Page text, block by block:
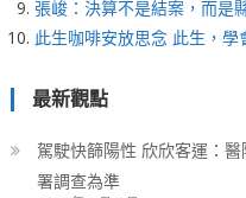
張峻：決算不是結案，而是
此生咖啡安放思念 此生，學
最新觀點
駕駛快篩陽性 欣欣客運：
署調查為準